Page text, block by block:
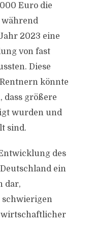
Euro die
während
2023 eine
von fast
Diese
könnte
größere
wurden und
sind.
des
ein
dar,
schwierigen
wirtschaftlicher